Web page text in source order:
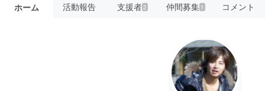
ホーム 活動報告 支援者 2 仲間募集 1 コメント